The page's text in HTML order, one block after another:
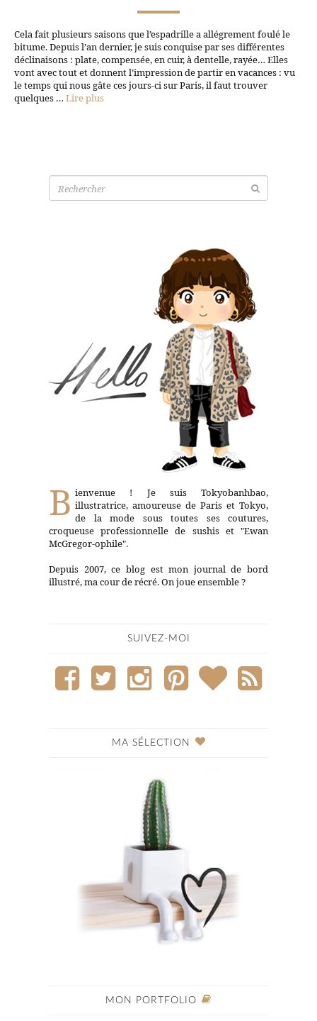
Cela fait plusieurs saisons que l’espadrille a allégrement foulé le
bitume. Depuis l’an dernier, je suis conquise par ses différentes
déclinaisons : plate, compensée, en cuir, à dentelle, rayée… Elles
vont avec tout et donnent l’impression de partir en vacances : vu
le temps qui nous gâte ces jours-ci sur Paris, il faut trouver
quelques … Lire plus
Recherche
pour:
B ienvenue ! Je suis Tokyobanhbao,
illustratrice, amoureuse de Paris et Tokyo,
de la mode sous toutes ses coutures,
croqueuse professionnelle de sushis et "Ewan
McGregor-ophile".
Depuis 2007, ce blog est mon journal de bord
illustré, ma cour de récré. On joue ensemble ?
SUIVEZ-MOI
MA SÉLECTION
MON PORTFOLIO